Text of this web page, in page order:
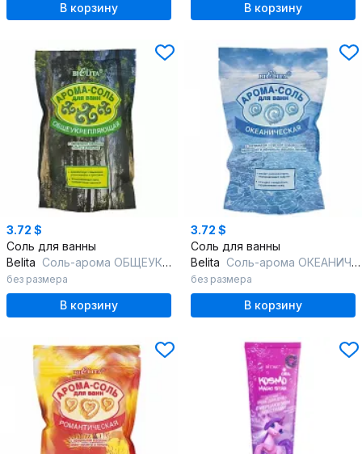
В корзину В корзину
3.72 $
Соль для ванны
Belita Соль-арома ОБЩЕУКРЕПЛЯЮЩАЯ
без размера
В корзину
3.72 $
Соль для ванны
Belita Соль-арома ОКЕАНИЧЕСКАЯ
без размера
В корзину